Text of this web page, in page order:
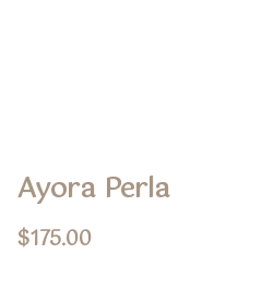
Ayora Perla
$175.00